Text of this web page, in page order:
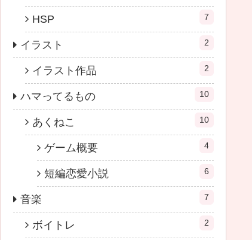
HSP 7
イラスト 2
イラスト作品 2
ハマってるもの 10
あくねこ 10
ゲーム概要 4
短編恋愛小説 6
音楽 7
ボイトレ 2